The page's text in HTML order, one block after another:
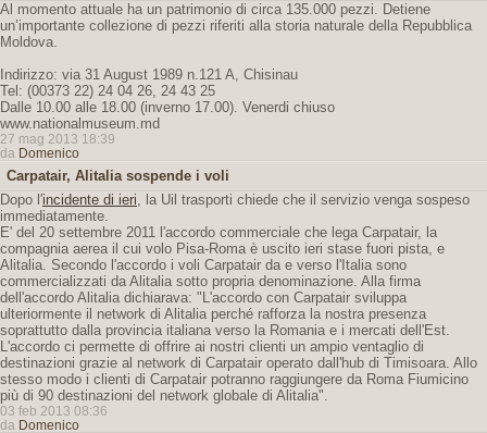
Al momento attuale ha un patrimonio di circa 135.000 pezzi. Detiene
un’importante collezione di pezzi riferiti alla storia naturale della Repubblica
Moldova.
Indirizzo: via 31 August 1989 n.121 A, Chisinau
Tel: (00373 22) 24 04 26, 24 43 25
Dalle 10.00 alle 18.00 (inverno 17.00). Venerdi chiuso
www.nationalmuseum.md
27 mag 2013 18:39
da Domenico
Carpatair, Alitalia sospende i voli
Dopo l'incidente di ieri, la Uil trasporti chiede che il servizio venga sospeso
immediatamente.
E' del 20 settembre 2011 l'accordo commerciale che lega Carpatair, la
compagnia aerea il cui volo Pisa-Roma è uscito ieri stase fuori pista, e
Alitalia. Secondo l'accordo i voli Carpatair da e verso l'Italia sono
commercializzati da Alitalia sotto propria denominazione. Alla firma
dell'accordo Alitalia dichiarava: "L'accordo con Carpatair sviluppa
ulteriormente il network di Alitalia perché rafforza la nostra presenza
soprattutto dalla provincia italiana verso la Romania e i mercati dell'Est.
L'accordo ci permette di offrire ai nostri clienti un ampio ventaglio di
destinazioni grazie al network di Carpatair operato dall'hub di Timisoara. Allo
stesso modo i clienti di Carpatair potranno raggiungere da Roma Fiumicino
più di 90 destinazioni del network globale di Alitalia".
03 feb 2013 08:36
da Domenico